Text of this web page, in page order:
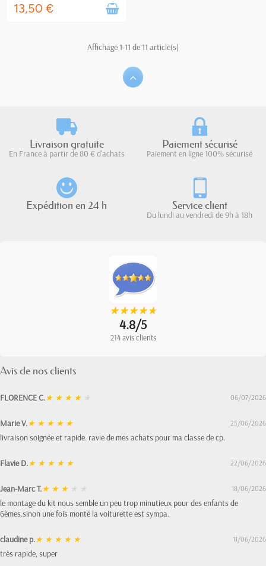
13,50 €
Affichage 1-11 de 11 article(s)
Livraison gratuite
En France à partir de 80 € d'achats
Paiement sécurisé
Paiement en ligne 100% sécurisé
Expédition en 24 h Service client
Du lundi au vendredi de 9h à 18h
★
★★
★★
★★
★★
★
4.8/5
214 avis clients
Avis de nos clients
FLORENCE C.★ ★ ★ ★ ★ 06/07/2026
Marie V.★ ★ ★ ★ ★ 25/06/2026
livraison soignée et rapide. ravie de mes achats pour ma classe de cp.
Flavie D.★ ★ ★ ★ ★ 22/06/2026
Jean-Marc T.★ ★ ★ ★ ★ 18/06/2026
le montage du kit nous semble un peu trop minutieux pour des enfants de
6èmes.sinon une fois monté la voiturette est sympa.
claudine p.★ ★ ★ ★ ★ 11/06/2026
très rapide, super